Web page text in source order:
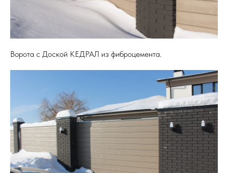
Ворота с Доской КЕДРАЛ из фиброцемента.